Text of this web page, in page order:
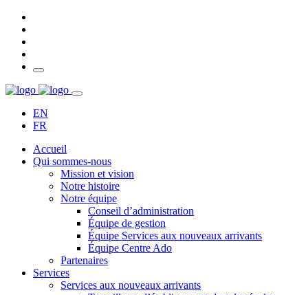
EN
FR
Accueil
Qui sommes-nous
Mission et vision
Notre histoire
Notre équipe
Conseil d’administration
Équipe de gestion
Équipe Services aux nouveaux arrivants
Équipe Centre Ado
Partenaires
Services
Services aux nouveaux arrivants